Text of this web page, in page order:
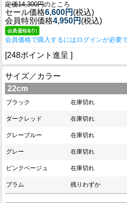
定価14,300円のところ
セール価格6,600円 (税込)
会員特別価格4,950円 (税込)
会員価格で購入するにはログインが必要
[248ポイント進呈 ]
サイズ／カラー
22cm
ブラック 在庫切れ
ダークレッド 在庫切れ
グレーブルー 在庫切れ
グレー 在庫切れ
ピンクベージュ 在庫切れ
プラム 残りわずか